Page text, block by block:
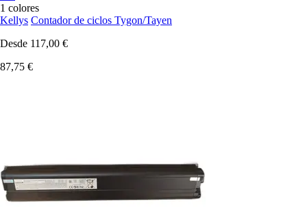
1 colores
Kellys Contador de ciclos Tygon/Tayen
Desde 117,00 €
87,75 €